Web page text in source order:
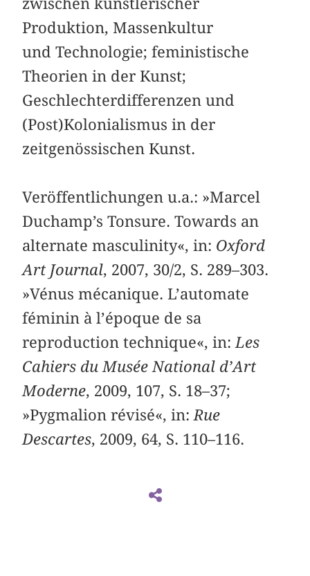
Produktion, Massenkultur
und Technologie; feministische
Theorien in der Kunst;
Geschlechterdifferenzen und
(Post)Kolonialismus in der
zeitgenössischen Kunst.
Veröffentlichungen u.a.: »Marcel
Duchamp’s Tonsure. Towards an
alternate masculinity«, in: Oxford
Art Journal, 2007, 30/2, S. 289–303.
»Vénus mécanique. L’automate
féminin à l’époque de sa
reproduction technique«, in: Les
Cahiers du Musée National d’Art
Moderne, 2009, 107, S. 18–37;
»Pygmalion révisé«, in: Rue
Descartes, 2009, 64, S. 110–116.